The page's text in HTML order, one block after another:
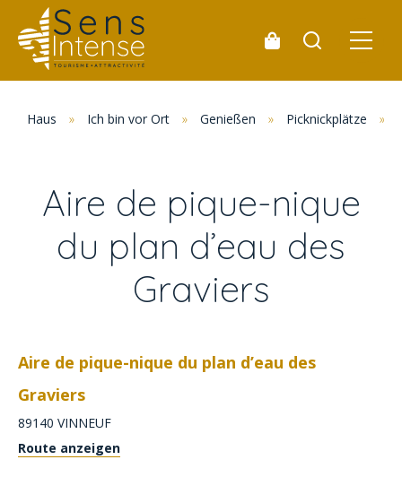
Haus » Ich bin vor Ort » Genießen » Picknickplätze »
Aire de pique-nique
du plan d’eau des
Graviers
Aire de pique-nique du plan d’eau des
Graviers
89140 VINNEUF
Route anzeigen